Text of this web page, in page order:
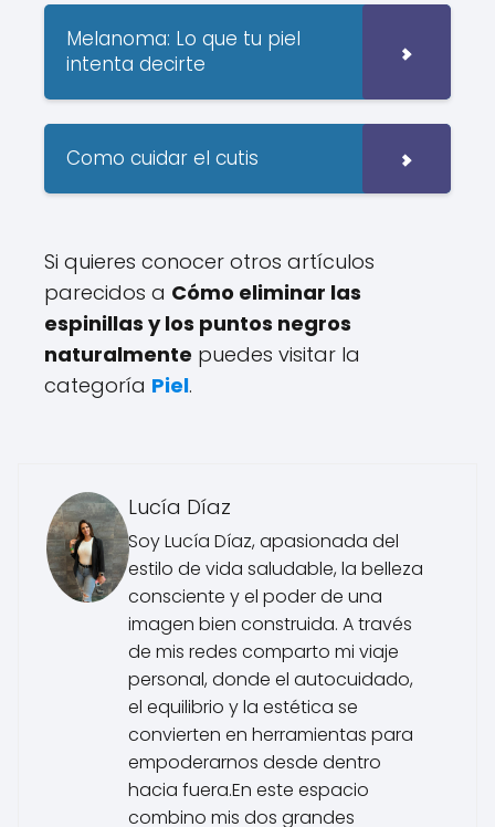
Melanoma: Lo que tu piel
intenta decirte
Como cuidar el cutis
Si quieres conocer otros artículos
parecidos a Cómo eliminar las
espinillas y los puntos negros
naturalmente puedes visitar la
categoría Piel.
Lucía Díaz
Soy Lucía Díaz, apasionada del
estilo de vida saludable, la belleza
consciente y el poder de una
imagen bien construida. A través
de mis redes comparto mi viaje
personal, donde el autocuidado,
el equilibrio y la estética se
convierten en herramientas para
empoderarnos desde dentro
hacia fuera.En este espacio
combino mis dos grandes